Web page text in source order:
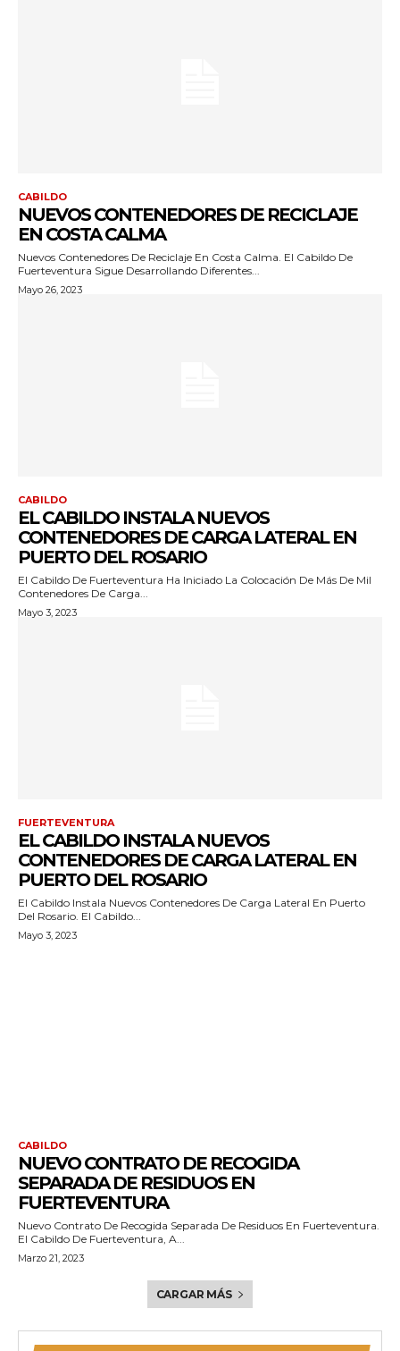
CABILDO
NUEVOS CONTENEDORES DE RECICLAJE
EN COSTA CALMA
Nuevos Contenedores De Reciclaje En Costa Calma. El Cabildo De
Fuerteventura Sigue Desarrollando Diferentes...
Mayo 26, 2023
CABILDO
EL CABILDO INSTALA NUEVOS
CONTENEDORES DE CARGA LATERAL EN
PUERTO DEL ROSARIO
El Cabildo De Fuerteventura Ha Iniciado La Colocación De Más De Mil
Contenedores De Carga...
Mayo 3, 2023
FUERTEVENTURA
EL CABILDO INSTALA NUEVOS
CONTENEDORES DE CARGA LATERAL EN
PUERTO DEL ROSARIO
El Cabildo Instala Nuevos Contenedores De Carga Lateral En Puerto
Del Rosario. El Cabildo...
Mayo 3, 2023
CABILDO
NUEVO CONTRATO DE RECOGIDA
SEPARADA DE RESIDUOS EN
FUERTEVENTURA
Nuevo Contrato De Recogida Separada De Residuos En Fuerteventura.
El Cabildo De Fuerteventura, A...
Marzo 21, 2023
CARGAR MÁS